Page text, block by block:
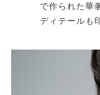
で作られた華
ディテールも